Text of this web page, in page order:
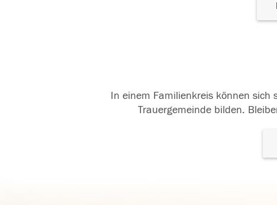
In einem Familienkreis können sich
Trauergemeinde bilden.